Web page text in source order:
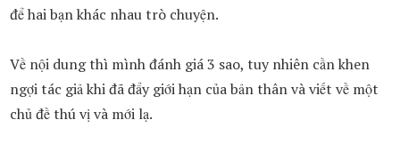
để hai bạn khác nhau trò chuyện.
Về nội dung thì mình đánh giá 3 sao, tuy nhiên cần khen
ngợi tác giả khi đã đẩy giới hạn của bản thân và viết về một
chủ đề thú vị và mới lạ.